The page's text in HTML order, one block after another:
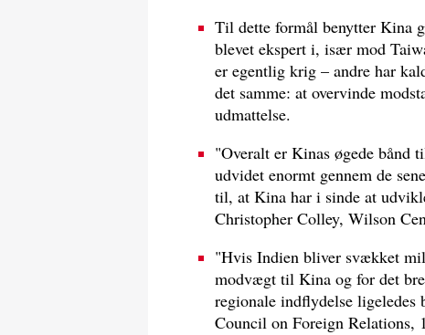
Til dette formål benytter Kina
blevet ekspert i, især mod
er egentlig krig – andre har
det samme: at overvinde
udmattelse.
"Overalt er Kinas øgede bånd
udvidet enormt gennem de
til, at Kina har i sinde at
Christopher Colley, Wilson
"Hvis Indien bliver svækket
modvægt til Kina og for det
regionale indflydelse
Council on Foreign Relations,